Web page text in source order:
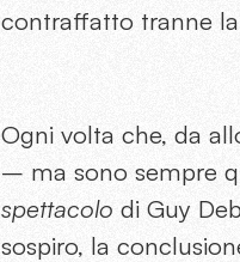
contraffatto tranne
Ogni volta che, da
– ma sono sempre
spettacolo di Guy
sospiro, la